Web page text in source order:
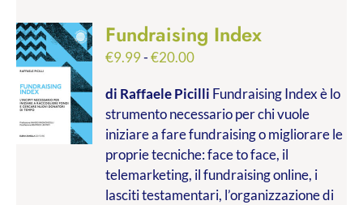
Fundraising Index
€9.99-€20.00Fascia
prezzo:
da
€9.99
a
€20.00
di Raffaele Picilli Fundraising Index è lo
strumento necessario per chi vuole
iniziare a fare fundraising o migliorare le
proprie tecniche: face to face, il
telemarketing, il fundraising online, i
lasciti testamentari, l’organizzazione di